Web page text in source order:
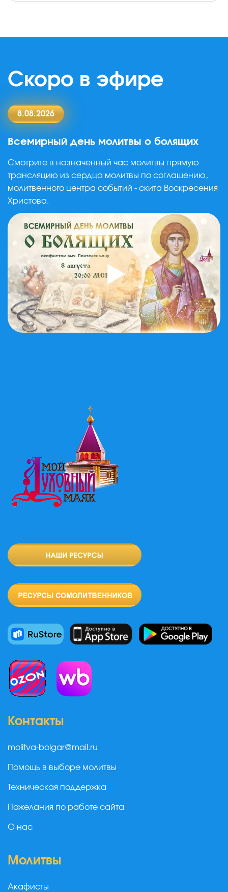
Скоро в эфире
8.08.2026
Всемирный день молитвы о болящих
Смотрите в назначенный час молитвы прямую
трансляцию из сердца молитвы по соглашению,
молитвенного центра событий - скита Воскресения
Христова.
Контакты
molitva-bolgar@mail.ru
Помощь в выборе молитвы
Техническая поддержка
Пожелания по работе сайта
О нас
Молитвы
Акафисты